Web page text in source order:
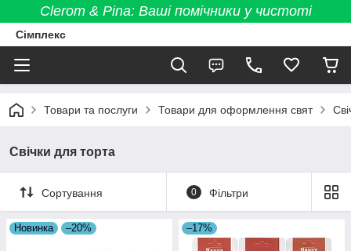
Clerom & Pina: Ваші помічники у чистоті
Сімплекс
Товари та послуги Товари для оформлення свят
Свічки для торта
Сортування 0 Фільтри
Новинка –20% –17%